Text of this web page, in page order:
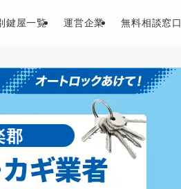
鍵屋一覧 運営企業 無料相談窓口
郡